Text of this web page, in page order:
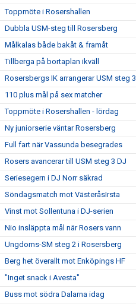
Toppmöte i Rosershallen
Dubbla USM-steg till Rosersberg
Målkalas både bakåt & framåt
Tillberga på bortaplan ikväll
Rosersbergs IK arrangerar USM steg 3
110 plus mål på sex matcher
Toppmöte i Rosershallen - lördag
Ny juniorserie väntar Rosersberg
Full fart när Vassunda besegrades
Rosers avancerar till USM steg 3 DJ
Seriesegern i DJ Norr säkrad
Söndagsmatch mot VästeråsIrsta
Vinst mot Sollentuna i DJ-serien
Nio insläppta mål när Rosers vann
Ungdoms-SM steg 2 i Rosersberg
Berg het överallt mot Enköpings HF
"Inget snack i Avesta"
Buss mot södra Dalarna idag